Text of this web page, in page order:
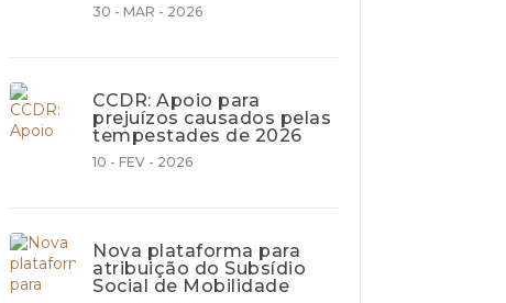
30 - MAR - 2026
CCDR: Apoio para
prejuízos causados pelas
tempestades de 2026
10 - FEV - 2026
Nova plataforma para
atribuição do Subsídio
Social de Mobilidade